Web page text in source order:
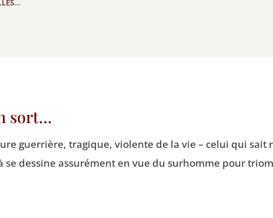
…
sort…
guer­rière, tra­gique, vio­lente de la vie – celui qui
se des­sine assu­ré­ment en vue du sur­homme pour